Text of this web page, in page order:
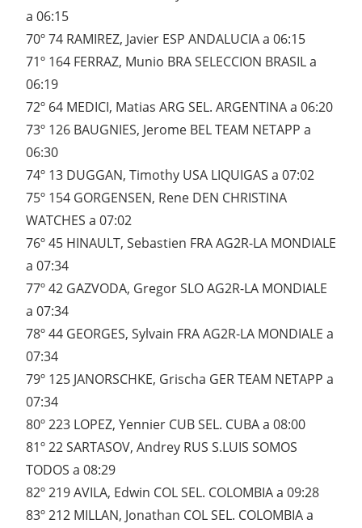
a 06:15
70º 74 RAMIREZ, Javier ESP ANDALUCIA a 06:15
71º 164 FERRAZ, Munio BRA SELECCION BRASIL a
06:19
72º 64 MEDICI, Matias ARG SEL. ARGENTINA a 06:20
73º 126 BAUGNIES, Jerome BEL TEAM NETAPP a
06:30
74º 13 DUGGAN, Timothy USA LIQUIGAS a 07:02
75º 154 GORGENSEN, Rene DEN CHRISTINA
WATCHES a 07:02
76º 45 HINAULT, Sebastien FRA AG2R-LA MONDIALE
a 07:34
77º 42 GAZVODA, Gregor SLO AG2R-LA MONDIALE
a 07:34
78º 44 GEORGES, Sylvain FRA AG2R-LA MONDIALE a
07:34
79º 125 JANORSCHKE, Grischa GER TEAM NETAPP a
07:34
80º 223 LOPEZ, Yennier CUB SEL. CUBA a 08:00
81º 22 SARTASOV, Andrey RUS S.LUIS SOMOS
TODOS a 08:29
82º 219 AVILA, Edwin COL SEL. COLOMBIA a 09:28
83º 212 MILLAN, Jonathan COL SEL. COLOMBIA a